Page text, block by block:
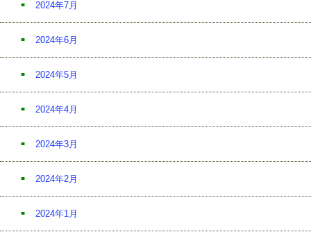
2024年7月
2024年6月
2024年5月
2024年4月
2024年3月
2024年2月
2024年1月